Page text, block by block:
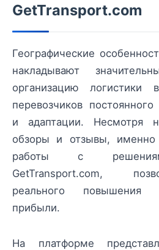
GetTransport.com
Географические
накладывают
организацию
перевозчиков
и адаптации. Несмотря
обзоры и отзывы, именно
работы с
GetTransport.com,
реального повышения
прибыли.
На платформе